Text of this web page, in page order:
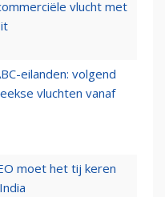
vlucht met
eilanden: volgend
vluchten vanaf
moet het tij keren